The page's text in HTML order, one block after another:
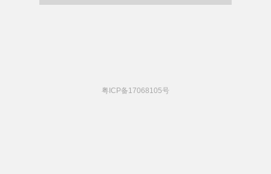
粤ICP备17068105号